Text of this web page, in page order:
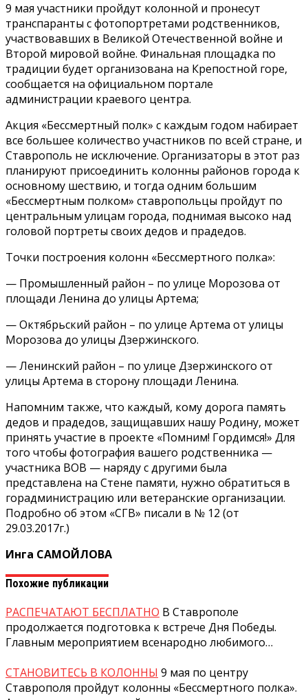
9 мая участники пройдут колонной и пронесут
транспаранты с фотопортретами родственников,
участвовавших в Великой Отечественной войне и
Второй мировой войне. Финальная площадка по
традиции будет организована на Крепостной горе,
сообщается на официальном портале
администрации краевого центра.
Акция «Бессмертный полк» с каждым годом набирает
все большее количество участников по всей стране, и
Ставрополь не исключение. Организаторы в этот раз
планируют присоединить колонны районов города к
основному шествию, и тогда одним большим
«Бессмертным полком» ставропольцы пройдут по
центральным улицам города, поднимая высоко над
головой портреты своих дедов и прадедов.
Точки построения колонн «Бессмертного полка»:
— Промышленный район – по улице Морозова от
площади Ленина до улицы Артема;
— Октябрьский район – по улице Артема от улицы
Морозова до улицы Дзержинского.
— Ленинский район – по улице Дзержинского от
улицы Артема в сторону площади Ленина.
Напомним также, что каждый, кому дорога память
дедов и прадедов, защищавших нашу Родину, может
принять участие в проекте «Помним! Гордимся!» Для
того чтобы фотография вашего родственника —
участника ВОВ — наряду с другими была
представлена на Стене памяти, нужно обратиться в
горадминистрацию или ветеранские организации.
Подробно об этом «СГВ» писали в № 12 (от
29.03.2017г.)
Инга САМОЙЛОВА
Похожие публикации
РАСПЕЧАТАЮТ БЕСПЛАТНО В Ставрополе
продолжается подготовка к встрече Дня Победы.
Главным мероприятием всенародно любимого…
СТАНОВИТЕСЬ В КОЛОННЫ 9 мая по центру
Ставрополя пройдут колонны «Бессмертного полка».